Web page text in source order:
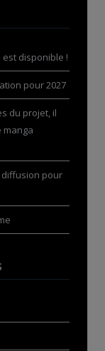
est disponible !
pour 2027
du projet, il
manga
diffusion pour